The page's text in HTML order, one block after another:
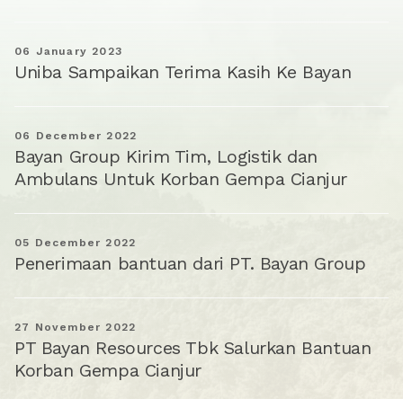
06 January 2023
Uniba Sampaikan Terima Kasih Ke Bayan
06 December 2022
Bayan Group Kirim Tim, Logistik dan
Ambulans Untuk Korban Gempa Cianjur
05 December 2022
Penerimaan bantuan dari PT. Bayan Group
27 November 2022
PT Bayan Resources Tbk Salurkan Bantuan
Korban Gempa Cianjur